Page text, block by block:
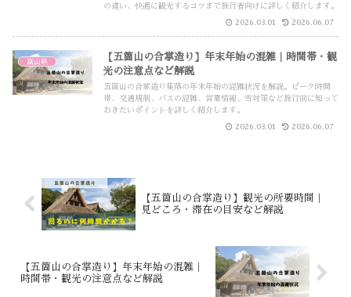
の違い、快適に観光するコツまで旅行者向けに詳しく紹介します。
2026.03.01 2026.06.07
富山県
【五箇山の合掌造り】年末年始の混雑｜時間帯・観
光の注意点など解説
五箇山の合掌造り集落の年末年始の混雑状況を解説。ピーク時間
帯、交通規制、バスの混雑、営業情報、雪対策など旅行前に知って
おきたいポイントを詳しく紹介します。
2026.03.01 2026.06.07
【五箇山の合掌造り】観光の所要時間｜
見どころ・滞在の目安など解説
【五箇山の合掌造り】年末年始の混雑｜
時間帯・観光の注意点など解説